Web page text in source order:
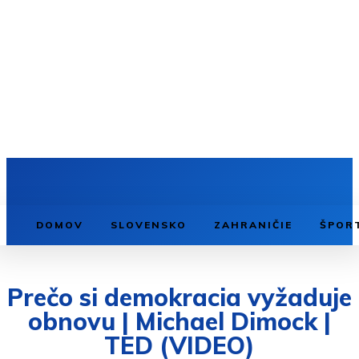
DOMOV SLOVENSKO ZAHRANIČIE
Prečo si demokracia vyžaduje
obnovu | Michael Dimock |
TED (VIDEO)